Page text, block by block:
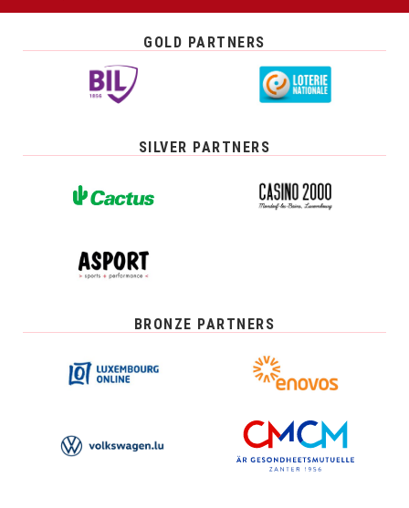
GOLD PARTNERS
SILVER PARTNERS
BRONZE PARTNERS